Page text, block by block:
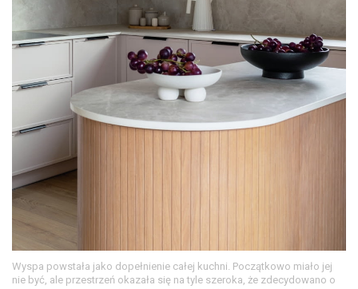
Wyspa powstała jako dopełnienie całej kuchni. Początkowo miało jej
nie być, ale przestrzeń okazała się na tyle szeroka, że zdecydowano o